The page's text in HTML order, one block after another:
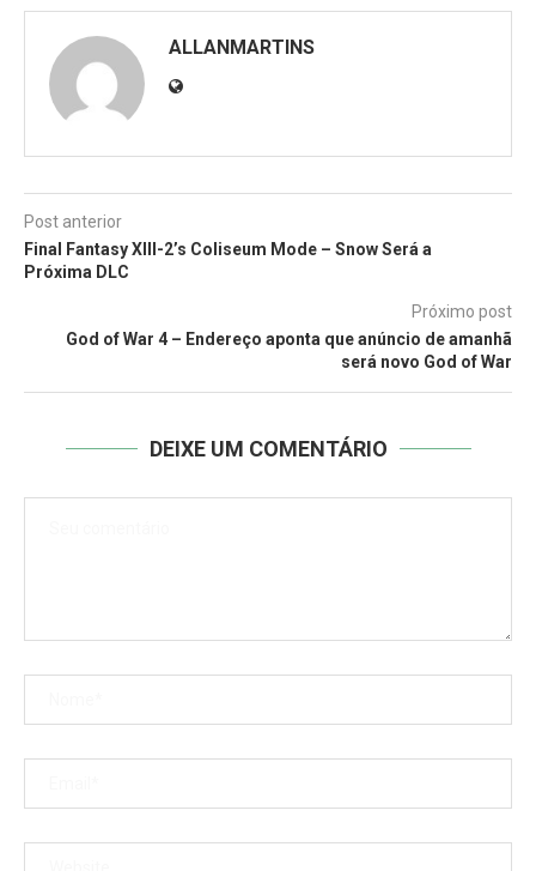
ALLANMARTINS
Post anterior
Final Fantasy XIII-2’s Coliseum Mode – Snow Será a
Próxima DLC
Próximo post
God of War 4 – Endereço aponta que anúncio de amanhã
será novo God of War
DEIXE UM COMENTÁRIO